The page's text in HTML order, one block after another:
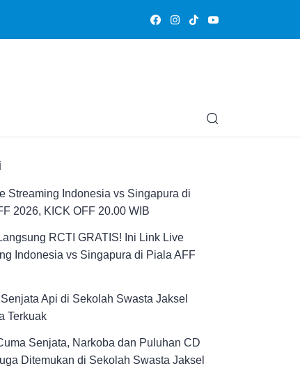
Edukasi
Streaming Indonesia vs Singapura di
2026, KICK OFF 20.00 WIB
RCTI GRATIS! Ini Link Live
Indonesia vs Singapura di Piala AFF
Api di Sekolah Swasta Jaksel
Terkuak
Senjata, Narkoba dan Puluhan CD
Ditemukan di Sekolah Swasta Jaksel